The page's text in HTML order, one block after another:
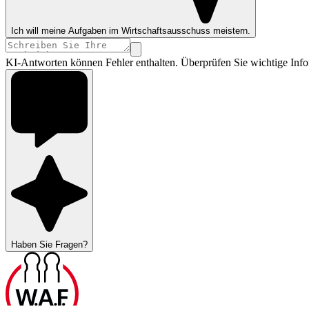
Ich will meine Aufgaben im Wirtschaftsausschuss meistern.
KI-Antworten können Fehler enthalten. Überprüfen Sie wichtige
Haben Sie Fragen?